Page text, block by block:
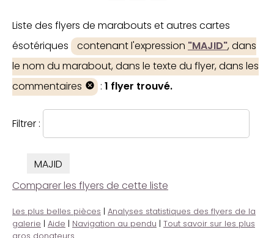
Liste des flyers de marabouts et autres cartes
ésotériques
contenant l'expression "MAJID", dans
le nom du marabout, dans le texte du flyer, dans les
commentaires
: 1 flyer trouvé.
Filtrer :
MAJID
Comparer les flyers de cette liste
Les plus belles pièces | Analyses statistiques des flyers de la
galerie | Aide | Navigation au pendu | Tout savoir sur les plus